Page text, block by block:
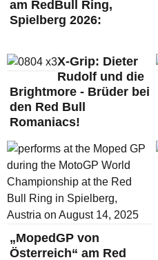
am RedBull Ring,
Spielberg 2026:
X-Grip: Dieter
Rudolf und die
Brightmore - Brüder bei
den Red Bull
Romaniacs!
„MopedGP von
Österreich“ am Red